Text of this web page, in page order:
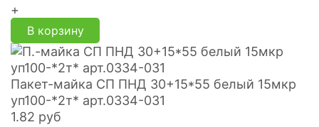
+
В корзину
Пакет-майка СП ПНД 30+15*55 белый 15мкр
уп100-*2т* арт.0334-031
1.82 руб